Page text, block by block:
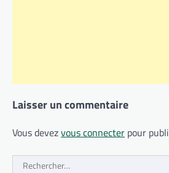
Laisser un commentaire
Vous devezvous connecter pour
Rechercher :